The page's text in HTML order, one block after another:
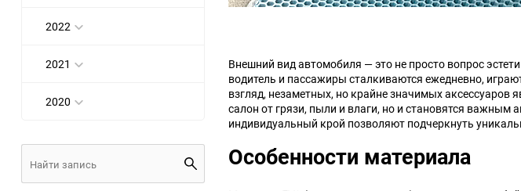
Ford
Haval Hawtai
Hyundai Infiniti
JMC Jaguar Jeep
2022
2021
2020
Внешний вид автомобиля — это не просто вопрос
водитель и пассажиры сталкиваются ежедневно,
взгляд, незаметных, но крайне значимых
салон от грязи, пыли и влаги, но и становятся
индивидуальный крой позволяют подчеркнуть
Особенности материала